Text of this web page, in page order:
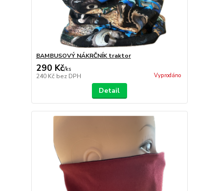
BAMBUSOVÝ NÁKRČNÍK traktor
290 Kč/ks
240 Kč bez DPH Vyprodáno
Detail